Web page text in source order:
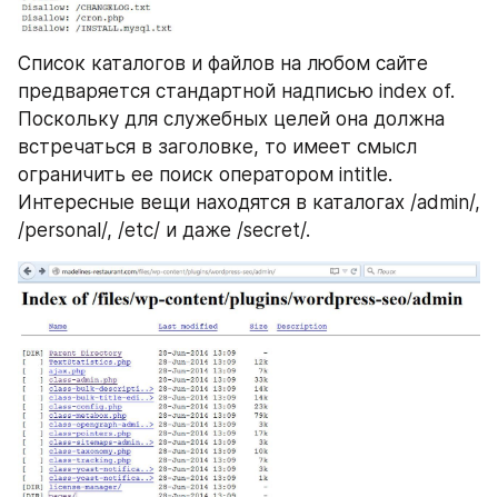
Список каталогов и файлов на любом сайте
предваряется стандартной надписью index of.
Поскольку для служебных целей она должна
встречаться в заголовке, то имеет смысл
ограничить ее поиск оператором intitle.
Интересные вещи находятся в каталогах /admin/,
/personal/, /etc/ и даже /secret/.